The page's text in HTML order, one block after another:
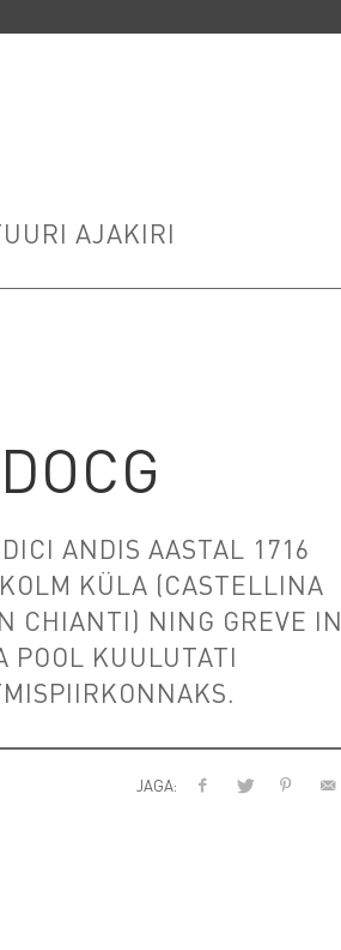
AJAKIRI
ANDIS AASTAL 1716
KÜLA (CASTELLINA
CHIANTI) NING GREVE IN
POOL KUULUTATI
JAGA: